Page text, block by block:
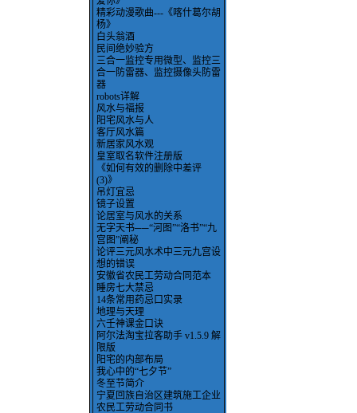
精彩动漫歌曲---《喀什葛尔胡
杨》
白头翁酒
民间绝妙验方
三合一监控专用微型、监控三
合一防雷器、监控摄像头防雷
器
robots详解
风水与福报
阳宅风水与人
客厅风水篇
新居家风水观
皇室取名软件注册版
《如何有效的删除中差评
(3)》
吊灯宜忌
镜子设置
论居室与风水的关系
无字天书──“河图”“洛书”“九
宫图”阐秘
论评三元风水术中三元九宫设
想的错误
安徽省农民工劳动合同范本
睡房七大禁忌
14条常用药忌口实录
地理与天理
六壬神课金口诀
阿尔法淘宝拉客助手 v1.5.9 解
限版
阳宅的内部布局
我心中的“七夕节”
冬至节简介
宁夏回族自治区建筑施工企业
农民工劳动合同书